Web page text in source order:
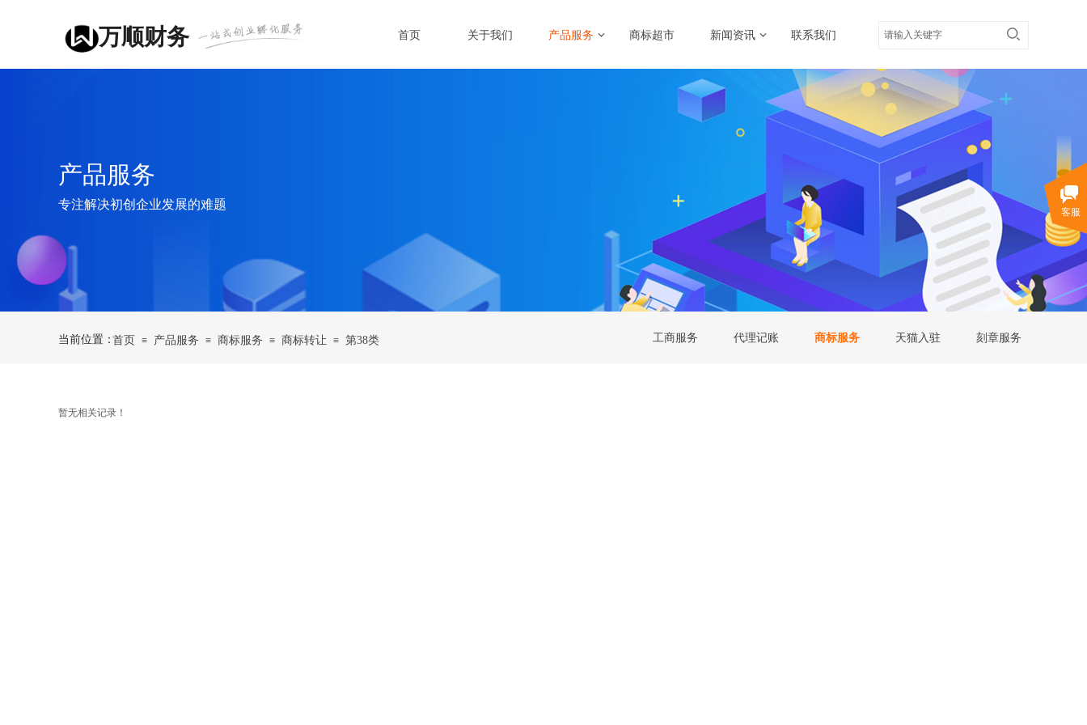
首页 关于我们 产品服务 商标超市 新闻资讯 联系我们
万顺财务
产品服务
专注解决初创企业发展的难题
工商服务 代理记账 商标服务 天猫入驻 刻章服务
首页 ≡ 产品服务 ≡ 商标服务 ≡ 商标转让 ≡ 第38类
当前位置：
暂无相关记录！
客服